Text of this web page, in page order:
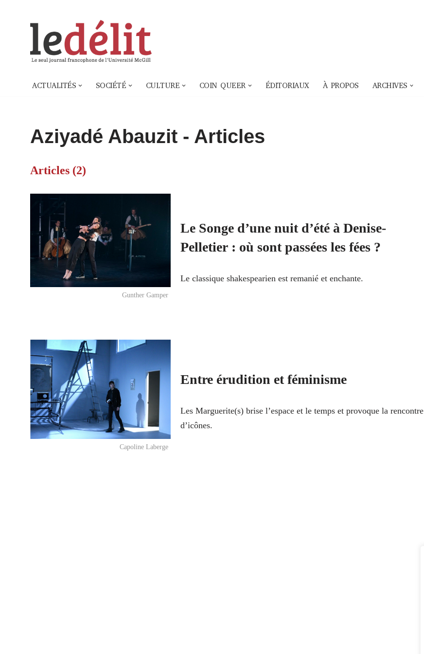
ACTUALITÉS SOCIÉTÉ CULTURE COIN QUEER ÉDITORIAUX À PROPOS ARCHIVES
Aziyadé Abauzit - Articles
Articles (2)
Gunther Gamper
Le Songe d’une nuit d’été à Denise-
Pelletier : où sont passées les fées ?
Le classique shakespearien est remanié et enchante.
Capoline Laberge
Entre érudition et féminisme
Les Marguerite(s) brise l’espace et le temps et provoque la rencontre
d’icônes.